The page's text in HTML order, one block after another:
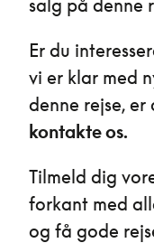
salg på denne
Er du
vi er klar med
denne rejse,
kontakte os.
Tilmeld dig
forkant med
og få gode